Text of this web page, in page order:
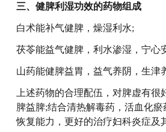
三、健脾利湿功效的药物组成
白术能补气健脾，燥湿利水;
茯苓能益气健脾，利水渗湿，宁心
山药能健脾益胃，益气养阴，生津
上述药物的合理配伍，对脾虚有很
脾益脾;结合清热解毒药，活血化
恢复能力，更好的治疗妇科炎症及